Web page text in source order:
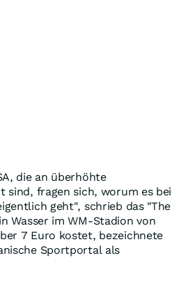
die an überhöhte
sind, fragen sich, worum es bei
geht", schrieb das "The
Wasser im WM-Stadion von
7 Euro kostet, bezeichnete
Sportportal als